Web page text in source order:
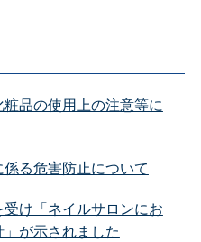
品の使用上の注意等に
る危害防止について
け「ネイルサロンにお
が示されました